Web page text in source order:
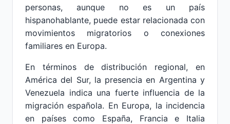
personas, aunque no es un país
hispanohablante, puede estar relacionada con
movimientos migratorios o conexiones
familiares en Europa.
En términos de distribución regional, en
América del Sur, la presencia en Argentina y
Venezuela indica una fuerte influencia de la
migración española. En Europa, la incidencia
en países como España, Francia e Italia